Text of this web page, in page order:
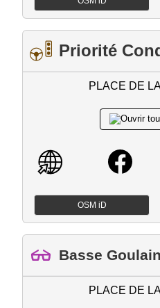
Priorité
PLACE DE
OSM iD
Basse
PLACE DE